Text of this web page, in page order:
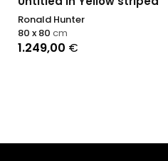
Ronald Hunter
1.249,00 €
80 x 80 cm